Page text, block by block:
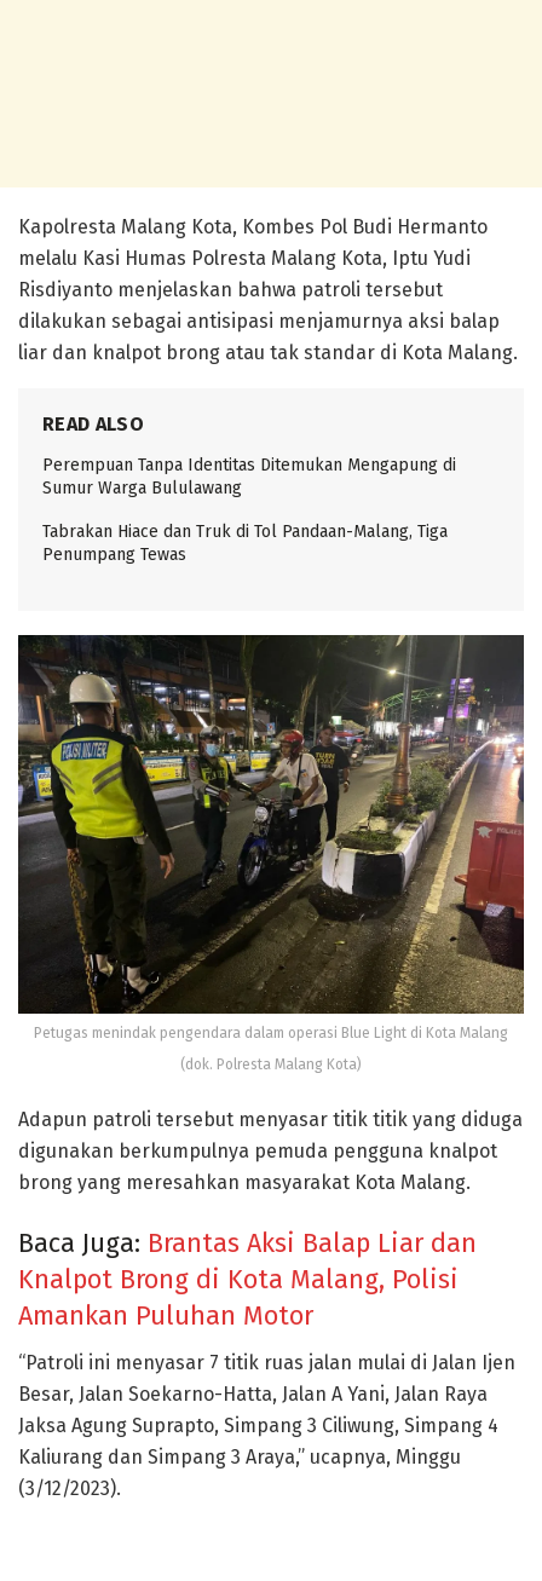
Kapolresta Malang Kota, Kombes Pol Budi Hermanto
melalu Kasi Humas Polresta Malang Kota, Iptu Yudi
Risdiyanto menjelaskan bahwa patroli tersebut
dilakukan sebagai antisipasi menjamurnya aksi balap
liar dan knalpot brong atau tak standar di Kota Malang.
READ ALSO
Perempuan Tanpa Identitas Ditemukan Mengapung di
Sumur Warga Bululawang
Tabrakan Hiace dan Truk di Tol Pandaan-Malang, Tiga
Penumpang Tewas
Petugas menindak pengendara dalam operasi Blue Light di Kota Malang
(dok. Polresta Malang Kota)
Adapun patroli tersebut menyasar titik titik yang diduga
digunakan berkumpulnya pemuda pengguna knalpot
brong yang meresahkan masyarakat Kota Malang.
Baca Juga: Brantas Aksi Balap Liar dan
Knalpot Brong di Kota Malang, Polisi
Amankan Puluhan Motor
“Patroli ini menyasar 7 titik ruas jalan mulai di Jalan Ijen
Besar, Jalan Soekarno-Hatta, Jalan A Yani, Jalan Raya
Jaksa Agung Suprapto, Simpang 3 Ciliwung, Simpang 4
Kaliurang dan Simpang 3 Araya,” ucapnya, Minggu
(3/12/2023).